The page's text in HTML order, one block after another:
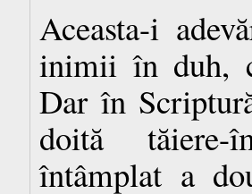
Aceasta-i
inimii în duh,
Dar în
doită tăiere-
întâmplat a